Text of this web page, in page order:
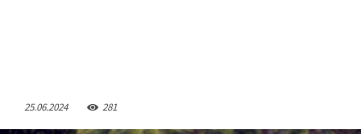
25.06.2024 281